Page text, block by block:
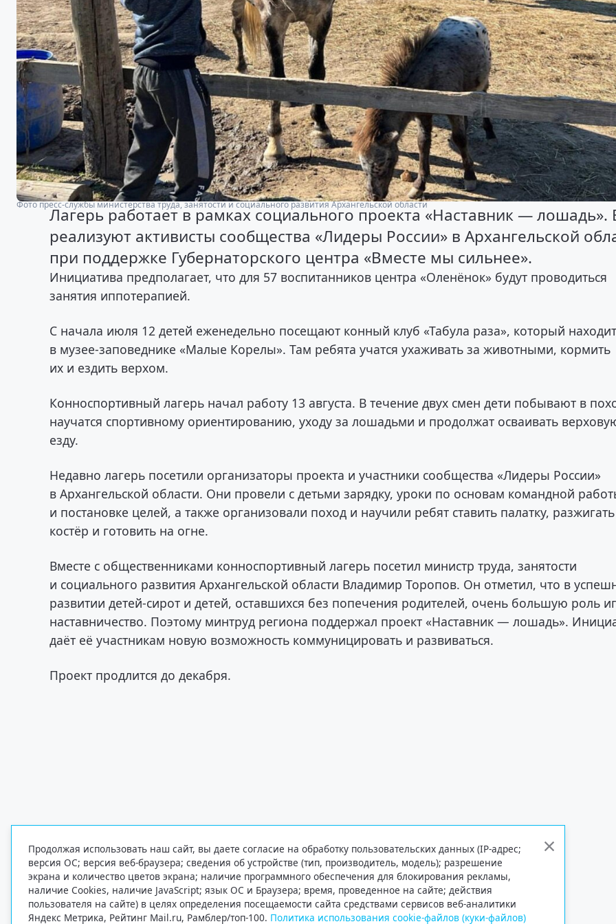
Фото пресс-службы министерства труда, занятости и социального развития Архангельской области
Лагерь работает в рамках социального проекта «Наставник — лошадь».
реализуют активисты сообщества «Лидеры России» в Архангельской
при поддержке Губернаторского центра «Вместе мы сильнее».
Инициатива предполагает, что для 57 воспитанников центра «Оленёнок» будут проводиться
занятия иппотерапией.
С начала июля 12 детей еженедельно посещают конный клуб «Табула раза», который
в музее-заповеднике «Малые Корелы». Там ребята учатся ухаживать за животными, кормить
их и ездить верхом.
Конноспортивный лагерь начал работу 13 августа. В течение двух смен дети побывают в
научатся спортивному ориентированию, уходу за лошадьми и продолжат осваивать
езду.
Недавно лагерь посетили организаторы проекта и участники сообщества «Лидеры России»
в Архангельской области. Они провели с детьми зарядку, уроки по основам командной
и постановке целей, а также организовали поход и научили ребят ставить палатку, разжигать
костёр и готовить на огне.
Вместе с общественниками конноспортивный лагерь посетил министр труда, занятости
и социального развития Архангельской области Владимир Торопов. Он отметил, что в
развитии детей-сирот и детей, оставшихся без попечения родителей, очень большую роль
наставничество. Поэтому минтруд региона поддержал проект «Наставник — лошадь».
даёт её участникам новую возможность коммуницировать и развиваться.
Проект продлится до декабря.
Продолжая использовать наш сайт, вы даете согласие на обработку пользовательских данных (IP-адрес;
версия ОС; версия веб-браузера; сведения об устройстве (тип, производитель, модель); разрешение
экрана и количество цветов экрана; наличие программного обеспечения для блокирования рекламы,
наличие Cookies, наличие JavaScript; язык ОС и Браузера; время, проведенное на сайте; действия
пользователя на сайте) в целях определения посещаемости сайта средствами сервисов веб-аналитики
Яндекс Метрика, Рейтинг Mail.ru, Рамблер/топ-100. Политика использования cookie-файлов (куки-файлов)